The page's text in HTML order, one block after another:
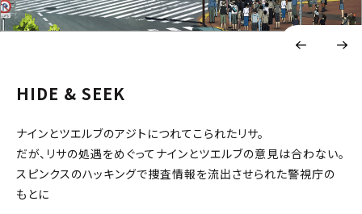
HIDE & SEEK
ナインとツエルブのアジトにつれてこられたリサ。
だが、リサの処遇をめぐってナインとツエルブの意見は合わない。
スピンクスのハッキングで捜査情報を流出させられた警視庁の
もとに